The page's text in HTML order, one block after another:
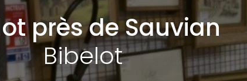
près de Sauvian
Bibelot